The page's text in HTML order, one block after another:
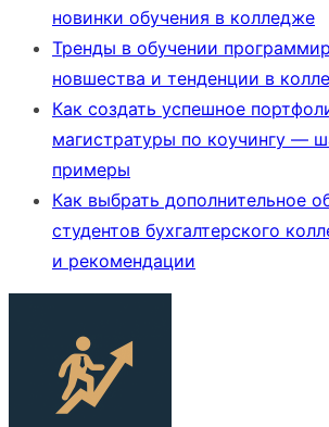
новинки обучения в колледже
Тренды в обучении
новшества и тенденции в
Как создать успешное
магистратуры по коучингу —
примеры
Как выбрать дополнительное
студентов бухгалтерского
и рекомендации